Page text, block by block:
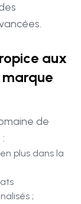
aux
de
plus dans la
;